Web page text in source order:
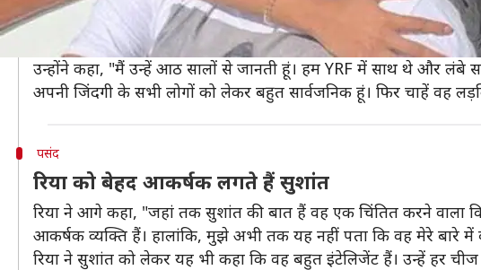
रिया ने किया खुलासा
रिया का कहना है कि सुशांत या उन्होंने कभी इस बात को स्वीकार नहीं किया
उन्होंने कहा, "मैं उन्हें आठ सालों से जानती हूं। हम YRF में साथ थे और लंबे
अपनी जिंदगी के सभी लोगों को लेकर बहुत सार्वजनिक हूं। फिर चाहें वह
पसंद
रिया को बेहद आकर्षक लगते हैं सुशांत
रिया ने आगे कहा, "जहां तक सुशांत की बात हैं वह एक चिंतित करने
आकर्षक व्यक्ति हैं। हालांकि, मुझे अभी तक यह नहीं पता कि वह मेरे बारे में
रिया ने सुशांत को लेकर यह भी कहा कि वह बहुत इंटेलिजेंट हैं। उन्हें हर चीज